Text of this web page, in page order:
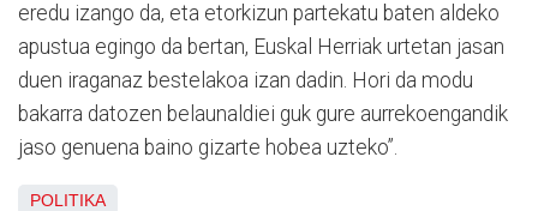
eredu izango da, eta etorkizun partekatu baten aldeko
apustua egingo da bertan, Euskal Herriak urtetan jasan
duen iraganaz bestelakoa izan dadin. Hori da modu
bakarra datozen belaunaldiei guk gure aurrekoengandik
jaso genuena baino gizarte hobea uzteko”.
POLITIKA